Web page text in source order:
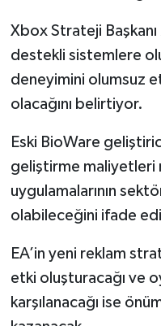
Xbox Strateji
destekli sistemlere
deneyimini olumsuz
olacağını belirtiyor.
Eski BioWare
geliştirme maliyetleri
uygulamalarının
olabileceğini ifade
EA’in yeni reklam
etki oluşturacağı ve
karşılanacağı ise